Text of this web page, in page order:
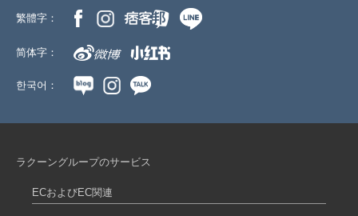
繁體字：
简体字：
한국어：
ラクーングループのサービス
ECおよびEC関連